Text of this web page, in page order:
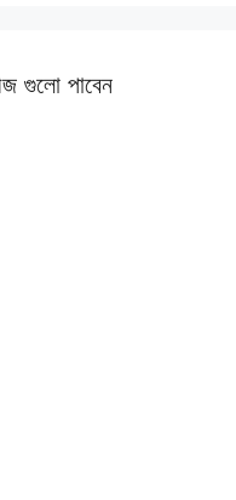
গুলো পাবেন